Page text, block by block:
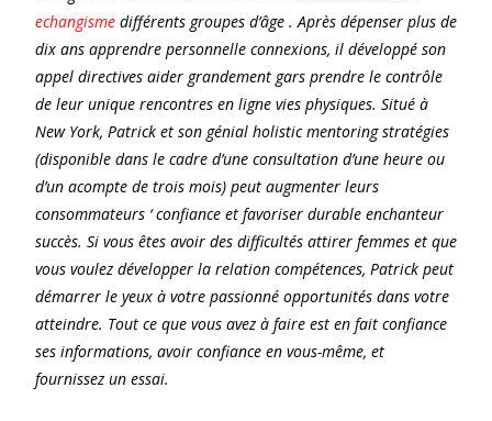
echangisme différents groupes d’âge . Après dépenser plus de
dix ans apprendre personnelle connexions, il développé son
appel directives aider grandement gars prendre le contrôle
de leur unique rencontres en ligne vies physiques. Situé à
New York, Patrick et son génial holistic mentoring stratégies
(disponible dans le cadre d’une consultation d’une heure ou
d’un acompte de trois mois) peut augmenter leurs
consommateurs ‘ confiance et favoriser durable enchanteur
succès. Si vous êtes avoir des difficultés attirer femmes et que
vous voulez développer la relation compétences, Patrick peut
démarrer le yeux à votre passionné opportunités dans votre
atteindre. Tout ce que vous avez à faire est en fait confiance
ses informations, avoir confiance en vous-même, et
fournissez un essai.